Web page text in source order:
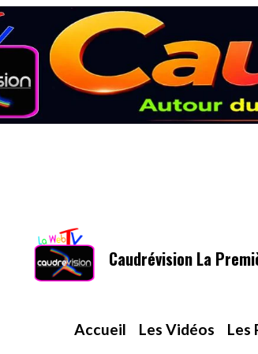
Caudrévision La
Accueil Les Vidéos Les